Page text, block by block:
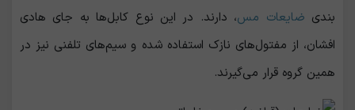
‌بندی ضایعات مس، دارند. در این نوع کابل‌ها به جای هادی
افشان، از مفتول‌های نازک استفاده شده و سیم‌های تلفنی نیز در
همین گروه قرار می‌گیرند.